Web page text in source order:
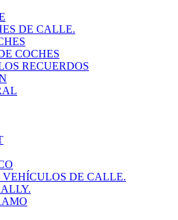
DE CALLE.
COCHES
RECUERDOS
VEHÍCULOS DE CALLE.